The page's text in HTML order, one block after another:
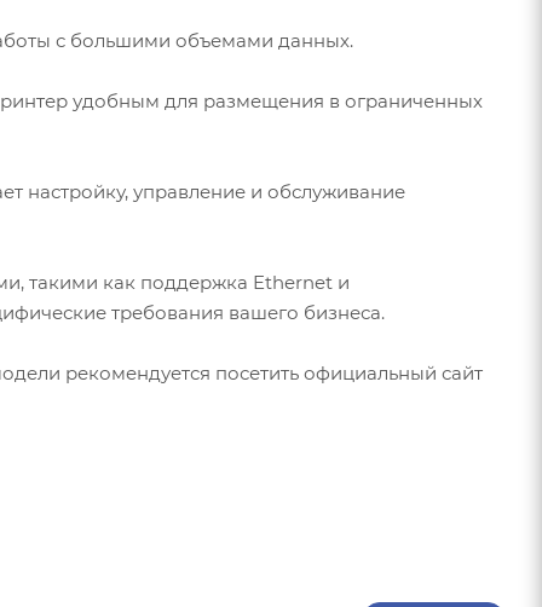
с большими объемами данных.
удобным для размещения в ограниченных
настройку, управление и обслуживание
такими как поддержка Ethernet и
требования вашего бизнеса.
рекомендуется посетить официальный сайт